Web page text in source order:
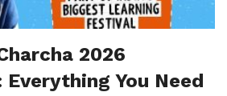
2026
You Need